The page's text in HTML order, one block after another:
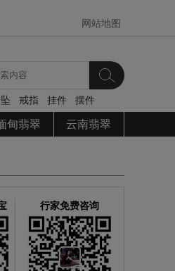
网站地图
戒指 挂件 摆件
甸翡翠 云南翡翠
行家免费咨询